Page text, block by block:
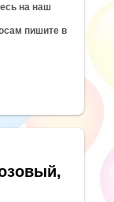
на наш
пишите в